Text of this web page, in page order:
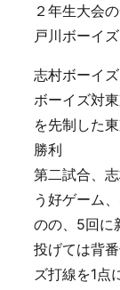
２年生大会
戸川ボーイ
志村ボーイ
ボーイズ対
を先制した
勝利
第二試合、
う好ゲーム
のの、5回に
投げては背
ズ打線を1点